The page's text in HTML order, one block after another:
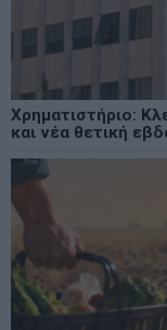
Χρηματιστήριο:
και νέα θετική